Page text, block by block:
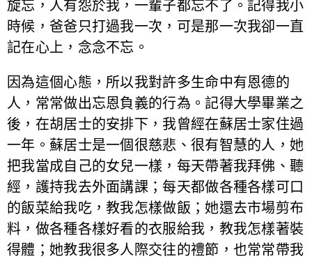
旋忘，人有怨於我，一輩子都忘不了。記得我小
時候，爸爸只打過我一次，可是那一次我卻一直
記在心上，念念不忘。
因為這個心態，所以我對許多生命中有恩德的
人，常常做出忘恩負義的行為。記得大學畢業之
後，在胡居士的安排下，我曾經在蘇居士家住過
一年。蘇居士是一個很慈悲、很有智慧的人，她
把我當成自己的女兒一樣，每天帶著我拜佛、聽
經，護持我去外面講課；每天都做各種各樣可口
的飯菜給我吃，教我怎樣做飯；她還去市場剪布
料，做各種各樣好看的衣服給我，教我怎樣著裝
得體；她教我很多人際交往的禮節，也常常帶我